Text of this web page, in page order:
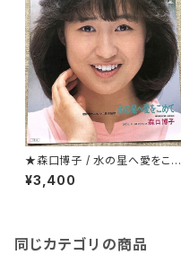
★森口博子 / 水の星へ愛をこめ
て
¥3,400
同じカテゴリの商品